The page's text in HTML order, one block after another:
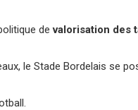
devalorisation des
le Stade Bordelais se